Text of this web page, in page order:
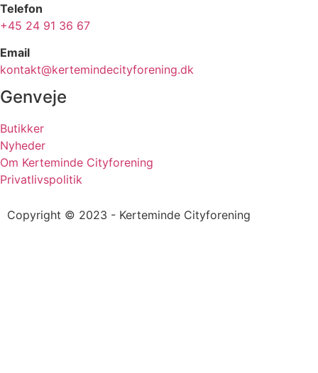
Telefon
+45 24 91 36 67
Email
kontakt@kertemindecityforening.dk
Genveje
Butikker
Nyheder
Om Kerteminde Cityforening
Privatlivspolitik
Copyright © 2023 - Kerteminde Cityforening